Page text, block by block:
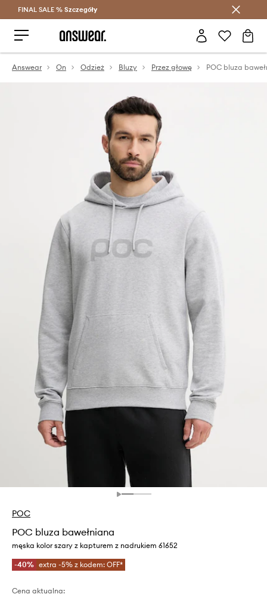
Oszczędzaj z Answear Club >
FINAL SALE % Szczegóły
Answear On Odzież Bluzy Przez głowę POC bluza
POC
POC bluza bawełniana
męska kolor szary z kapturem z nadrukiem 61652
-40% extra -5% z kodem: OFF*
Cena aktualna: